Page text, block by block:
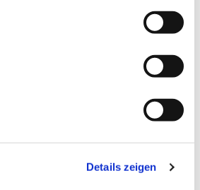
Details zeigen